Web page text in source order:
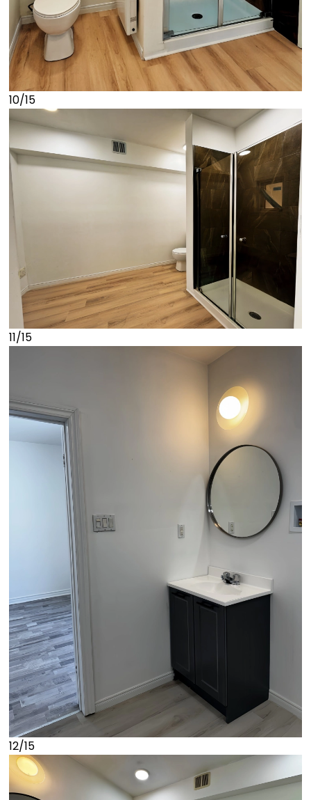
10/15
11/15
12/15